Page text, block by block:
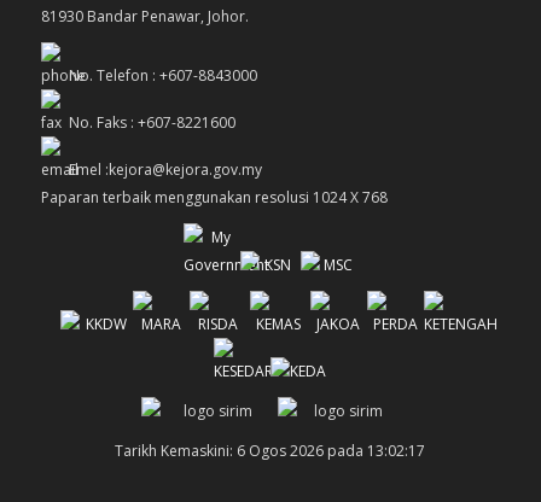
81930 Bandar Penawar, Johor.
No. Telefon : +607-8843000
No. Faks : +607-8221600
Emel :kejora@kejora.gov.my
Paparan terbaik menggunakan resolusi 1024 X 768
Tarikh Kemaskini: 6 Ogos 2026 pada 13:02:17